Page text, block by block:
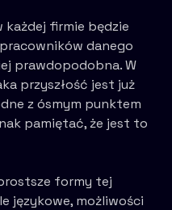
każdej firmie będzie
danego
prawdopodobna. W
przyszłość jest już
z ósmym punktem
pamiętać, że jest to
formy tej
językowe, możliwości